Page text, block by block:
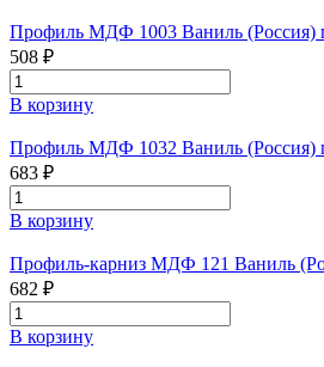
Профиль МДФ 1003 Ваниль (Россия)
508 ₽
В корзину
Профиль МДФ 1032 Ваниль (Россия)
683 ₽
В корзину
Профиль-карниз МДФ 121 Ваниль
682 ₽
В корзину